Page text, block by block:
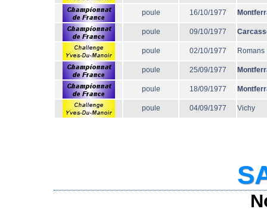
poule 16/10/1977
poule 09/10/1977
poule 02/10/1977 Romans
poule 25/09/1977
poule 18/09/1977
poule 04/09/1977 Vichy